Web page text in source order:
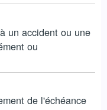
un accident ou une
ou
de l'échéance